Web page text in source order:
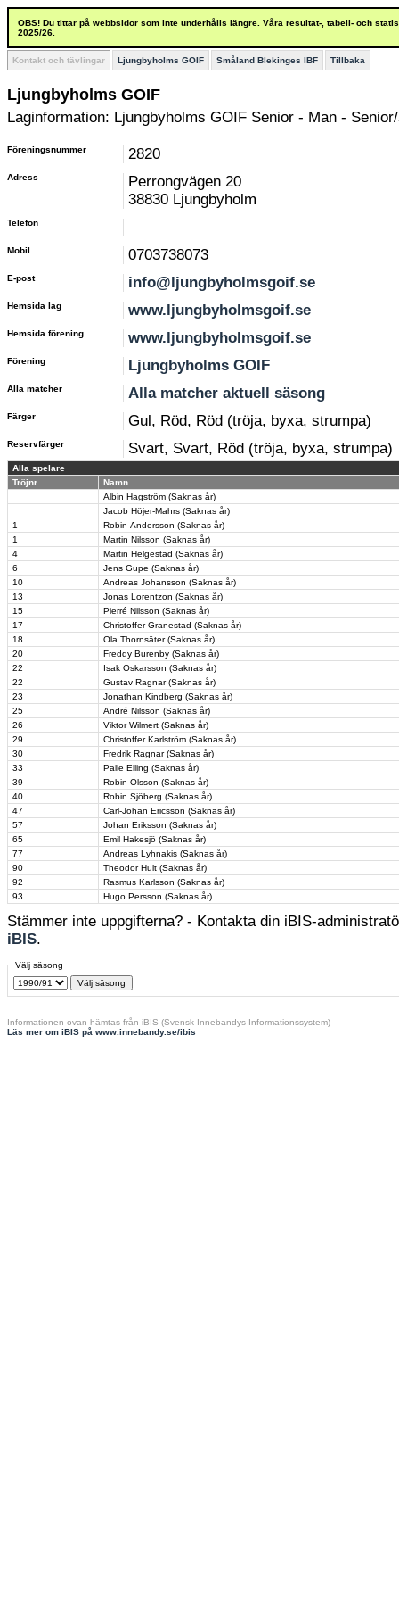
OBS! Du tittar på webbsidor som inte underhålls längre. Våra resultat-, tabell- och
2025/26.
Kontakt och tävlingar Ljungbyholms GOIF Småland Blekinges IBF Tillbaka
Ljungbyholms GOIF
Laginformation: Ljungbyholms GOIF Senior - Man -
Föreningsnummer 2820
Adress
Perrongvägen 20
38830 Ljungbyholm
Telefon
Mobil 0703738073
E-post info@ljungbyholmsgoif.se
Hemsida lag www.ljungbyholmsgoif.se
Hemsida förening www.ljungbyholmsgoif.se
Förening Ljungbyholms GOIF
Alla matcher Alla matcher aktuell säsong
Färger Gul, Röd, Röd (tröja, byxa, strumpa)
Reservfärger Svart, Svart, Röd (tröja, byxa, strumpa)
Alla spelare
Tröjnr
Namn
Albin Hagström (Saknas år)
Jacob Höjer-Mahrs (Saknas år)
1
Robin Andersson (Saknas år)
1
Martin Nilsson (Saknas år)
4
Martin Helgestad (Saknas år)
6
Jens Gupe (Saknas år)
10
Andreas Johansson (Saknas år)
13
Jonas Lorentzon (Saknas år)
15
Pierré Nilsson (Saknas år)
17
Christoffer Granestad (Saknas år)
18
Ola Thornsäter (Saknas år)
20
Freddy Burenby (Saknas år)
22
Isak Oskarsson (Saknas år)
22
Gustav Ragnar (Saknas år)
23
Jonathan Kindberg (Saknas år)
25
André Nilsson (Saknas år)
26
Viktor Wilmert (Saknas år)
29
Christoffer Karlström (Saknas år)
30
Fredrik Ragnar (Saknas år)
33
Palle Elling (Saknas år)
39
Robin Olsson (Saknas år)
40
Robin Sjöberg (Saknas år)
47
Carl-Johan Ericsson (Saknas år)
57
Johan Eriksson (Saknas år)
65
Emil Hakesjö (Saknas år)
77
Andreas Lyhnakis (Saknas år)
90
Theodor Hult (Saknas år)
92
Rasmus Karlsson (Saknas år)
93
Hugo Persson (Saknas år)
Stämmer inte uppgifterna? - Kontakta din iBIS-
iBIS.
Välj säsong
Informationen ovan hämtas från iBIS (Svensk Innebandys Informationssystem)
Läs mer om iBIS på www.innebandy.se/ibis